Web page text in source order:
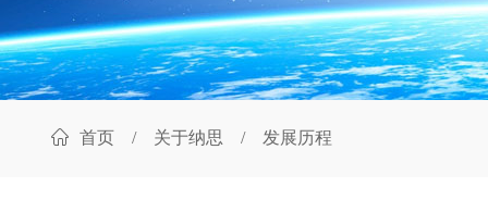
首页 / 关于纳思 / 发展历程